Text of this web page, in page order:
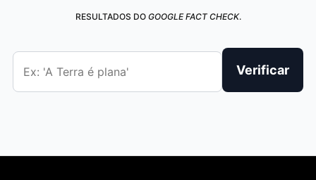
RESULTADOS DO GOOGLE FACT CHECK.
Verificar